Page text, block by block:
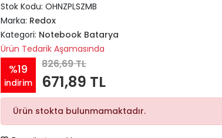
Stok Kodu: OHNZPLSZMB
Marka: Redox
Kategori: Notebook Batarya
Ürün Tedarik Aşamasında
%19
indirim
826,69 TL
671,89 TL
Ürün stokta bulunmamaktadır.